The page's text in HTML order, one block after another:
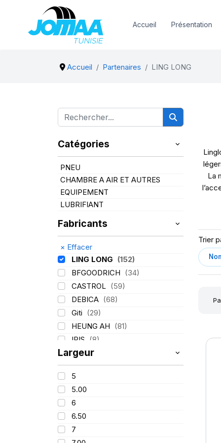
Accueil Présentation
Accueil Partenaires LING LONG
Catégories
PNEU
CHAMBRE A AIR ET AUTRES
EQUIPEMENT
LUBRIFIANT
Fabricants
× Effacer
LING LONG (152)
BFGOODRICH (34)
CASTROL (59)
DEBICA (68)
Giti (29)
HEUNG AH (81)
IRIS (8)
ITALMATIC
KLEBER (116)
LASSA
MICHELIN
MITAS
Mondolfo ferro
PIRELLI
Largeur
5
5.00
6
6.50
7
La
Trier